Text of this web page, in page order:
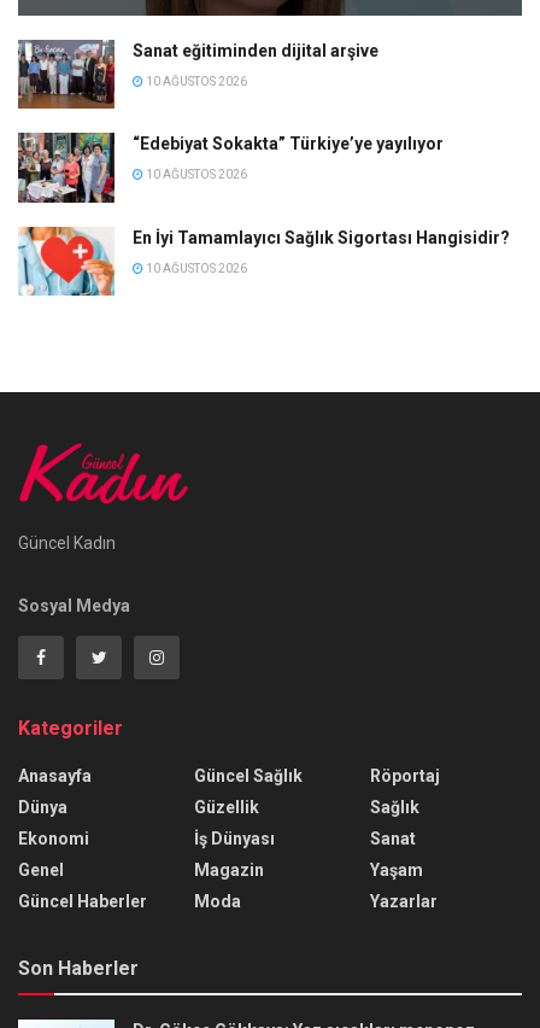
Sanat eğitiminden dijital arşive
10 AĞUSTOS 2026
“Edebiyat Sokakta” Türkiye’ye yayılıyor
10 AĞUSTOS 2026
En İyi Tamamlayıcı Sağlık Sigortası Hangisidir?
10 AĞUSTOS 2026
Güncel Kadın
Sosyal Medya
Kategoriler
Anasayfa
Dünya
Ekonomi
Genel
Güncel Haberler
Güncel Sağlık
Güzellik
İş Dünyası
Magazin
Moda
Röportaj
Sağlık
Sanat
Yaşam
Yazarlar
Son Haberler